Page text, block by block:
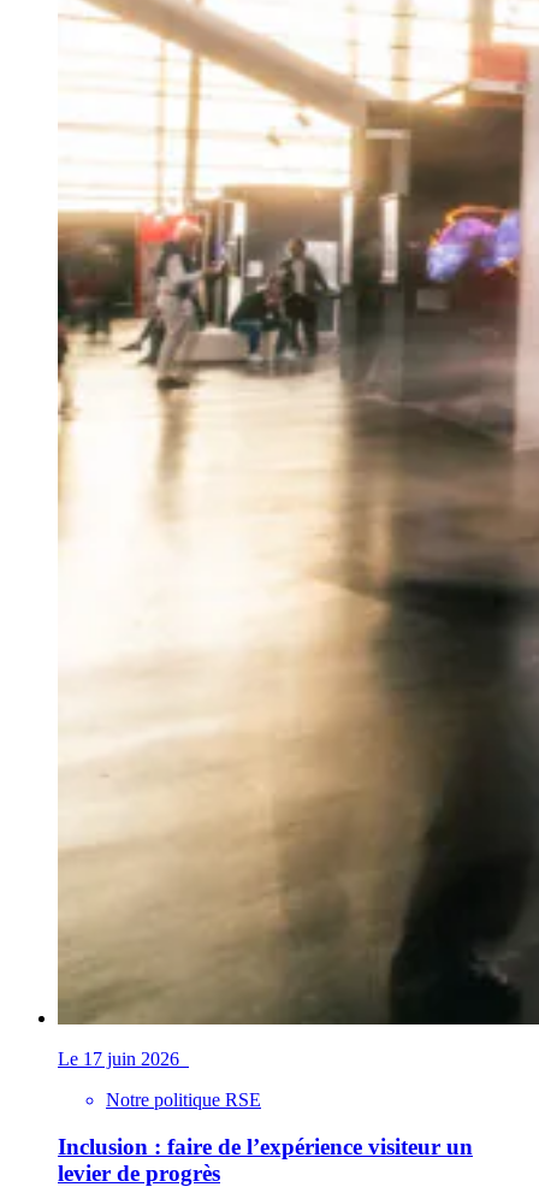
Le 17 juin 2026
Notre politique RSE
Inclusion : faire de l’expérience visiteur un
levier de progrès